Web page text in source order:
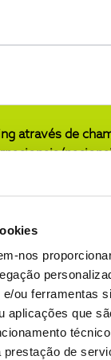
nos
ou ferramentas
aplicações que
de
através de
NOS